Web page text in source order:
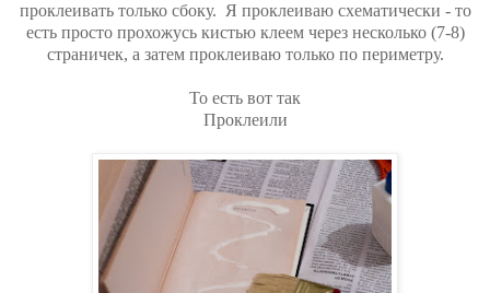
проклеивать только сбоку. Я проклеиваю схематически - то
есть просто прохожусь кистью клеем через несколько (7-8)
страничек, а затем проклеиваю только по периметру.
То есть вот так
Проклеили